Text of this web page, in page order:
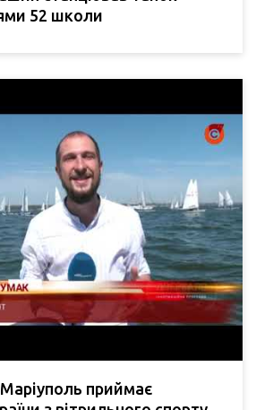
52 школи
приймає